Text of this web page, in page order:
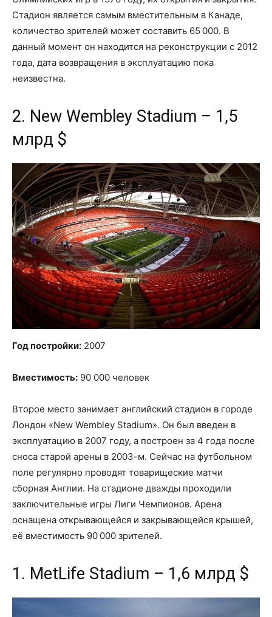
Стадион является самым вместительным в Канаде,
количество зрителей может составить 65 000. В
данный момент он находится на реконструкции с 2012
года, дата возвращения в эксплуатацию пока
неизвестна.
2. New Wembley Stadium – 1,5
млрд $
Год постройки: 2007
Вместимость: 90 000 человек
Второе место занимает английский стадион в городе
Лондон «New Wembley Stadium». Он был введен в
эксплуатацию в 2007 году, а построен за 4 года после
сноса старой арены в 2003-м. Сейчас на футбольном
поле регулярно проводят товарищеские матчи
сборная Англии. На стадионе дважды проходили
заключительные игры Лиги Чемпионов. Арена
оснащена открывающейся и закрывающейся крышей,
её вместимость 90 000 зрителей.
1. MetLife Stadium – 1,6 млрд $